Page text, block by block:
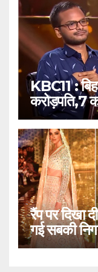
KBC11 :
करोड़पति,7
रैंप पर दिखा
गई सबकी